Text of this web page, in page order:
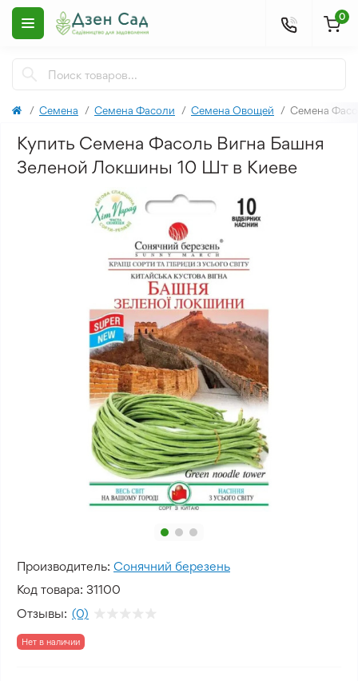
0
Семена Семена Фасоли Семена Овощей Семена
Купить Семена Фасоль Вигна Башня
Зеленой Локшины 10 Шт в Киеве
Производитель: Сонячний березень
Код товара: 31100
Отзывы: (0)
Нет в наличии